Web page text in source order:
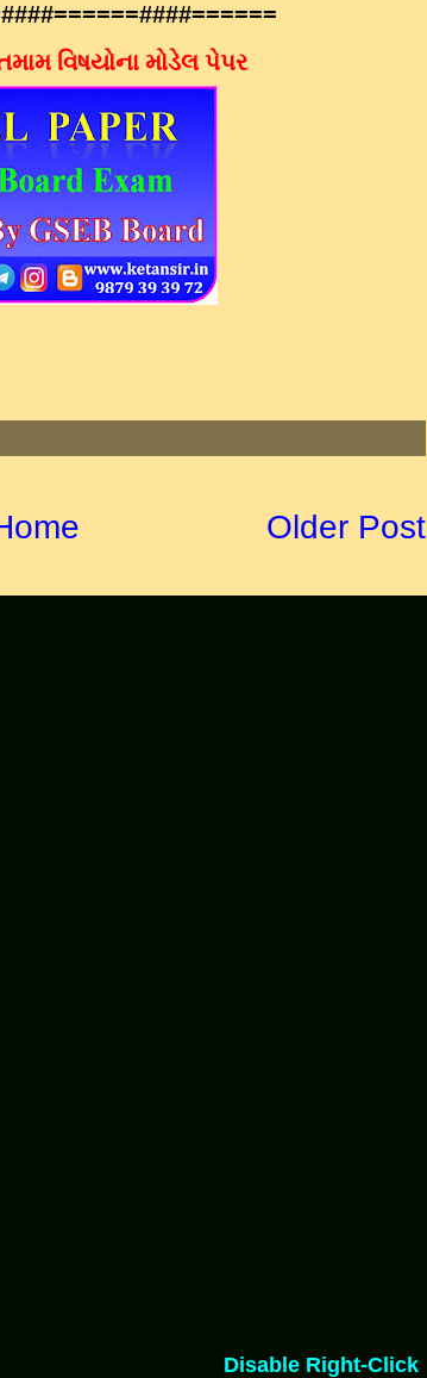
####======####======
તમામ વિષયોના મોડેલ પેપર
Older Post
Disable Right-Click